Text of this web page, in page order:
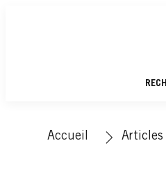
Accueil Articles